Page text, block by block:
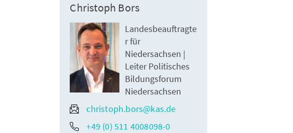
Christoph Bors
Landesbeauftragte
r für
Niedersachsen |
Leiter Politisches
Bildungsforum
Niedersachsen
christoph.bors@kas.de
+49 (0) 511 4008098-0